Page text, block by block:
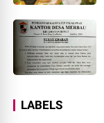
LABELS